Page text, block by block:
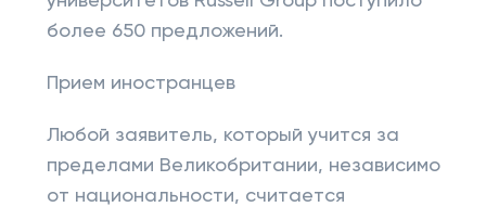
более 650 предложений.
Прием иностранцев
Любой заявитель, который учится за
пределами Великобритании, независимо
от национальности, считается